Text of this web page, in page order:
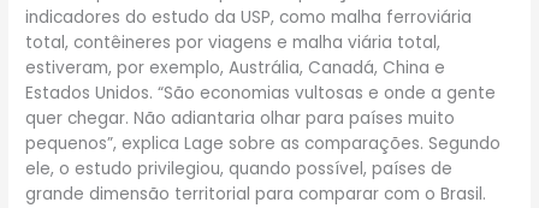
indicadores do estudo da USP, como malha ferroviária
total, contêineres por viagens e malha viária total,
estiveram, por exemplo, Austrália, Canadá, China e
Estados Unidos. “São economias vultosas e onde a gente
quer chegar. Não adiantaria olhar para países muito
pequenos”, explica Lage sobre as comparações. Segundo
ele, o estudo privilegiou, quando possível, países de
grande dimensão territorial para comparar com o Brasil.